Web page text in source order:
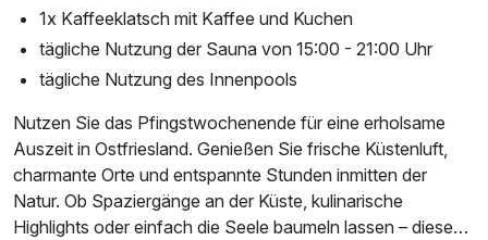
1x Kaffeeklatsch mit Kaffee und Kuchen
tägliche Nutzung der Sauna von 15:00 - 21:00 Uhr
tägliche Nutzung des Innenpools
Nutzen Sie das Pfingstwochenende für eine erholsame
Auszeit in Ostfriesland. Genießen Sie frische Küstenluft,
charmante Orte und entspannte Stunden inmitten der
Natur. Ob Spaziergänge an der Küste, kulinarische
Highlights oder einfach die Seele baumeln lassen – dieses